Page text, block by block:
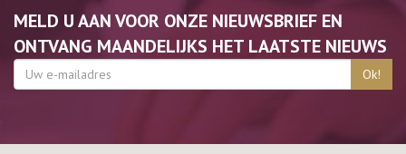
MELD U AAN VOOR ONZE NIEUWSBRIEF EN
ONTVANG MAANDELIJKS HET LAATSTE NIEUWS
Ok!